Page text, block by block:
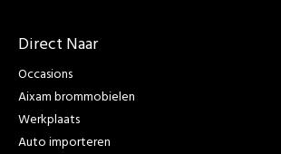
Direct Naar
Occasions
Aixam brommobielen
Werkplaats
Auto importeren